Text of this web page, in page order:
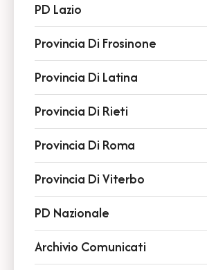
PD Lazio
Provincia Di Frosinone
Provincia Di Latina
Provincia Di Rieti
Provincia Di Roma
Provincia Di Viterbo
PD Nazionale
Archivio Comunicati